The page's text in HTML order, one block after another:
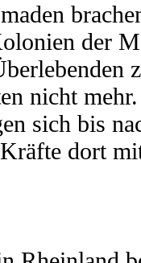
der
nicht mehr.
sich bis
dort